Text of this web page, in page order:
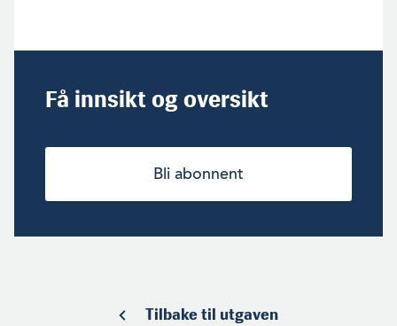
Få innsikt og oversikt
Bli abonnent
Tilbake til utgaven